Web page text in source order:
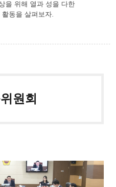
을 위해 열과 성을 다한
동을 살펴보자.
원회